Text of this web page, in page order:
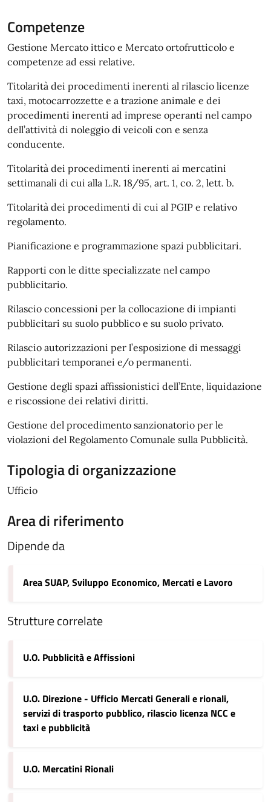
Competenze
Gestione Mercato ittico e Mercato ortofrutticolo e
competenze ad essi relative.
Titolarità dei procedimenti inerenti al rilascio licenze
taxi, motocarrozzette e a trazione animale e dei
procedimenti inerenti ad imprese operanti nel campo
dell’attività di noleggio di veicoli con e senza
conducente.
Titolarità dei procedimenti inerenti ai mercatini
settimanali di cui alla L.R. 18/95, art. 1, co. 2, lett. b.
Titolarità dei procedimenti di cui al PGIP e relativo
regolamento.
Pianificazione e programmazione spazi pubblicitari.
Rapporti con le ditte specializzate nel campo
pubblicitario.
Rilascio concessioni per la collocazione di impianti
pubblicitari su suolo pubblico e su suolo privato.
Rilascio autorizzazioni per l’esposizione di messaggi
pubblicitari temporanei e/o permanenti.
Gestione degli spazi affissionistici dell’Ente, liquidazione
e riscossione dei relativi diritti.
Gestione del procedimento sanzionatorio per le
violazioni del Regolamento Comunale sulla Pubblicità.
Tipologia di organizzazione
Ufficio
Area di riferimento
Dipende da
Area SUAP, Sviluppo Economico, Mercati e Lavoro
Strutture correlate
U.O. Pubblicità e Affissioni
U.O. Direzione - Ufficio Mercati Generali e rionali,
servizi di trasporto pubblico, rilascio licenza NCC e
taxi e pubblicità
U.O. Mercatini Rionali